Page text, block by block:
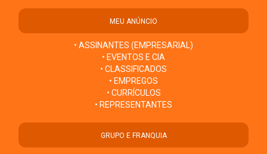
MEU ANÚNCIO
• ASSINANTES (EMPRESARIAL)
• EVENTOS E CIA
• CLASSIFICADOS
• EMPREGOS
• CURRÍCULOS
• REPRESENTANTES
GRUPO E FRANQUIA